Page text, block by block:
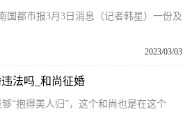
国都市报3月3日消息（记者韩星）一份及
2023/03/03
法吗_和尚征婚
“抱得美人归”，这个和尚也是在这个